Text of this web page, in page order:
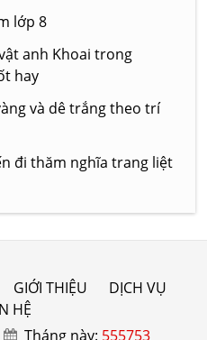
lớp 8
anh Khoai trong
hay
và dê trắng theo trí
đi thăm nghĩa trang liệt
GIỚI THIỆU
DỊCH VỤ
HỆ
Tháng này: 555753